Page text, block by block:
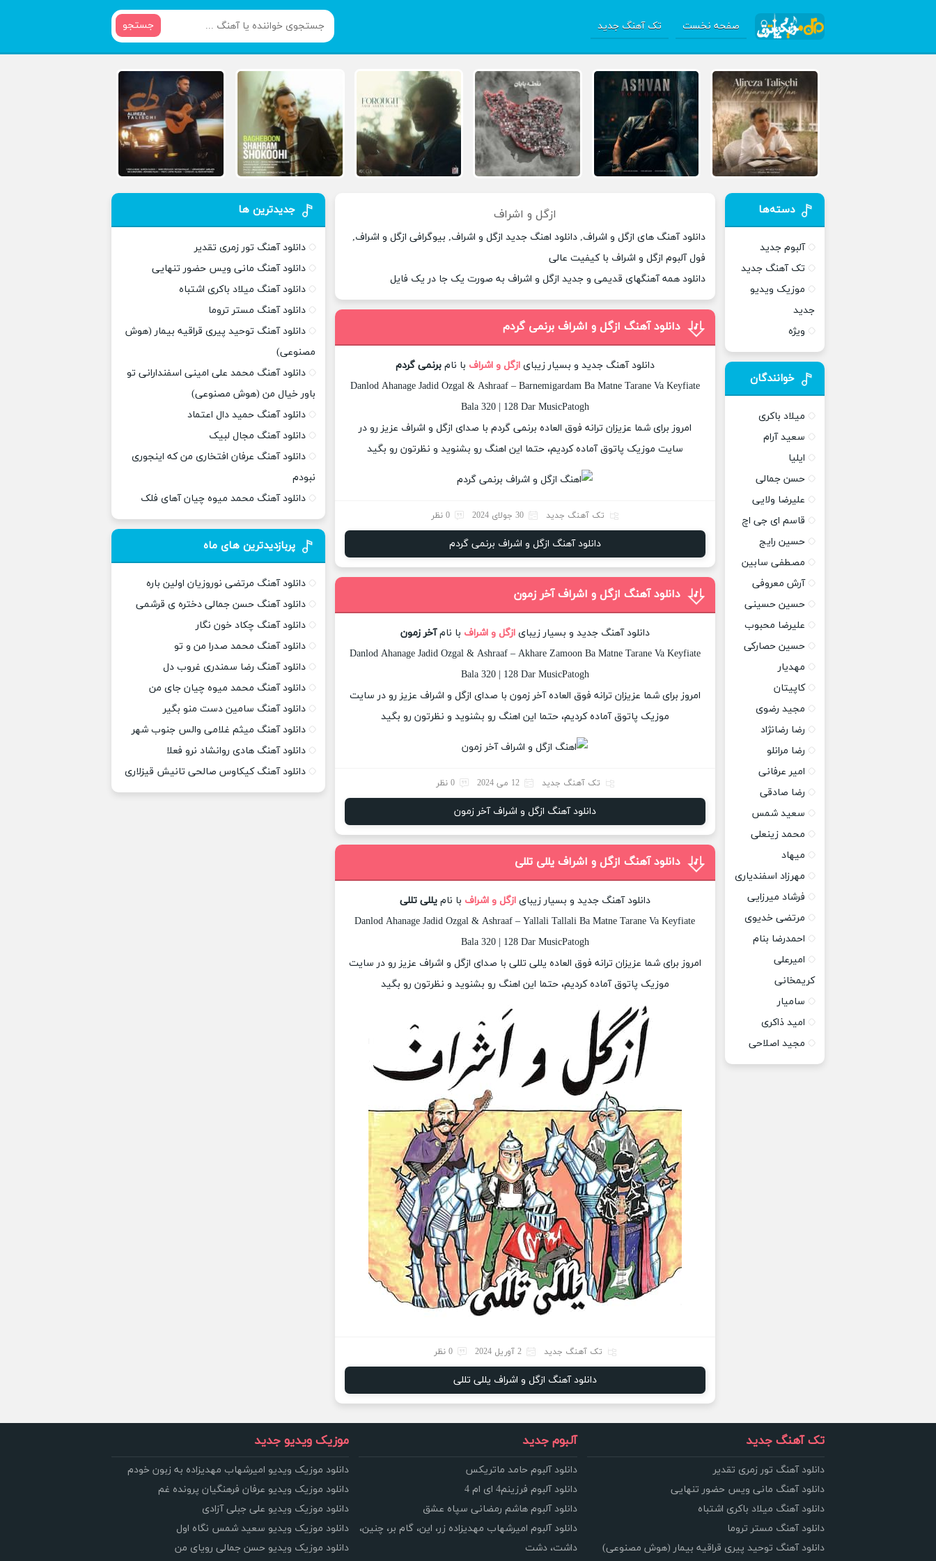
صفحه نخست تک آهنگ جدید جستجو
ازگل و اشراف
دانلود آهنگ های ازگل و اشراف, دانلود اهنگ جدید ازگل و اشراف, بیوگرافی ازگل و اشراف,
فول آلبوم ازگل و اشراف با کیفیت عالی
دانلود همه آهنگهای قدیمی و جدید ازگل و اشراف به صورت یک جا در یک فایل
دانلود آهنگ ازگل و اشراف برنمی گردم
دانلود آهنگ جدید و بسیار زیبایازگل و اشراف با نامبرنمی گردم
Danlod Ahanage Jadid Ozgal & Ashraaf – Barnemigardam Ba Matne Tarane Va Keyfiate
Bala 320 | 128 Dar MusicPatogh
امروز برای شما عزیزان ترانه فوق العاده برنمی گردم با صدای ازگل و اشراف عزیز رو در
سایت موزیک پاتوق آماده کردیم، حتما این اهنگ رو بشنوید و نظرتون رو بگید
تک آهنگ جدید 30 جولای 2024 0 نظر
دانلود آهنگ ازگل و اشراف برنمی گردم
دانلود آهنگ ازگل و اشراف آخر زمون
دانلود آهنگ جدید و بسیار زیبایازگل و اشراف با نامآخر زمون
Danlod Ahanage Jadid Ozgal & Ashraaf – Akhare Zamoon Ba Matne Tarane Va Keyfiate
Bala 320 | 128 Dar MusicPatogh
امروز برای شما عزیزان ترانه فوق العاده آخر زمون با صدای ازگل و اشراف عزیز رو در سایت
موزیک پاتوق آماده کردیم، حتما این اهنگ رو بشنوید و نظرتون رو بگید
تک آهنگ جدید 12 می 2024 0 نظر
دانلود آهنگ ازگل و اشراف آخر زمون
دانلود آهنگ ازگل و اشراف یللی تللی
دانلود آهنگ جدید و بسیار زیبایازگل و اشراف با نامیللی تللی
Danlod Ahanage Jadid Ozgal & Ashraaf – Yallali Tallali Ba Matne Tarane Va Keyfiate
Bala 320 | 128 Dar MusicPatogh
امروز برای شما عزیزان ترانه فوق العاده یللی تللی با صدای ازگل و اشراف عزیز رو در سایت
موزیک پاتوق آماده کردیم، حتما این اهنگ رو بشنوید و نظرتون رو بگید
تک آهنگ جدید 2 آوریل 2024 0 نظر
دانلود آهنگ ازگل و اشراف یللی تللی
دسته‌ها
آلبوم جدید
تک آهنگ جدید
موزیک ویدیو
جدید
ویژه
خوانندگان
میلاد باکری
سعید آرام
ایلیا
حسن جمالی
علیرضا ولایی
قاسم ای جی اچ
حسین رایج
مصطفی سابین
آرش معروفی
حسین حسینی
علیرضا محبوب
حسین حصارکی
مهدیار
کاپیتان
مجید رضوی
رضا رضانژاد
رضا مرانلو
امیر عرفانی
رضا صادقی
سعید شمس
محمد زینعلی
میهاد
مهرزاد اسفندیاری
فرشاد میرزایی
مرتضی خدیوی
احمدرضا بنام
امیرعلی
کریمخانی
سامیار
امید ذاکری
مجید اصلاحی
جدیدترین ها
دانلود آهنگ تور زمری تقدیر
دانلود آهنگ مانی ویس حضور تنهایی
دانلود آهنگ میلاد باکری اشتباه
دانلود آهنگ مستر تروما
دانلود آهنگ توحید پیری قراقیه بیمار (هوش
مصنوعی)
دانلود آهنگ محمد علی امینی اسفندارانی تو
باور خیال من (هوش مصنوعی)
دانلود آهنگ حمید دال اعتماد
دانلود آهنگ مجال لبیک
دانلود آهنگ عرفان افتخاری من که اینجوری
نبودم
دانلود آهنگ محمد میوه چیان آهای فلک
پربازدیدترین های ماه
دانلود آهنگ مرتضی نوروزیان اولین باره
دانلود آهنگ حسن جمالی دختره ی قرشمی
دانلود آهنگ چکاد خون نگار
دانلود آهنگ محمد صدرا من و تو
دانلود آهنگ رضا سمندری غروب دل
دانلود آهنگ محمد میوه چیان جای من
دانلود آهنگ سامین دست منو بگیر
دانلود آهنگ میثم غلامی والس جنوب شهر
دانلود آهنگ هادی روانشاد نرو فعلا
دانلود آهنگ کیکاوس صالحی تانیش قیزلاری
تک آهنگ جدید
دانلود آهنگ تور زمری تقدیر
دانلود آهنگ مانی ویس حضور تنهایی
دانلود آهنگ میلاد باکری اشتباه
دانلود آهنگ مستر تروما
دانلود آهنگ توحید پیری قراقیه بیمار (هوش مصنوعی)
آلبوم جدید
دانلود آلبوم حامد ماتریکس
دانلود آلبوم فرزینم4 ای ام 4
دانلود آلبوم هاشم رمضانی سپاه عشق
دانلود آلبوم امیرشهاب مهدیزاده زر، این، گام بر، چنین،
داشت، دشت
موزیک ویدیو جدید
دانلود موزیک ویدیو امیرشهاب مهدیزاده به زبون خودم
دانلود موزیک ویدیو عرفان فرهنگیان پرونده غم
دانلود موزیک ویدیو علی جبلی آزادی
دانلود موزیک ویدیو سعید شمس نگاه اول
دانلود موزیک ویدیو حسن جمالی رویای من